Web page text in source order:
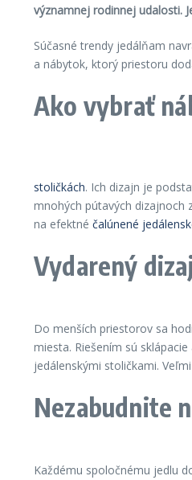
významnej rodinnej udalosti.
Súčasné trendy jedálňam
a nábytok, ktorý priestoru
Ako vybrať
stoličkách. Ich dizajn je
mnohých pútavých dizajnoch
na efektné čalúnené
Vydarený
Do menších priestorov sa
miesta. Riešením sú
jedálenskými stoličkami.
Nezabudnite
Každému spoločnému jedlu